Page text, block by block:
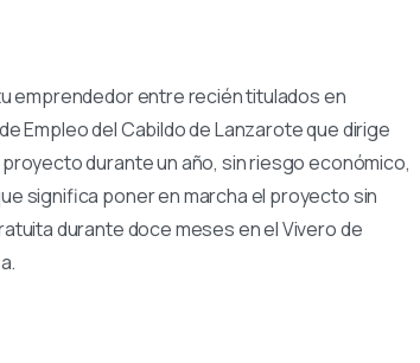
emprendedor entre recién titulados en
Empleo del Cabildo de Lanzarote que dirige
durante un año, sin riesgo económico,
significa poner en marcha el proyecto sin
durante doce meses en el Vivero de